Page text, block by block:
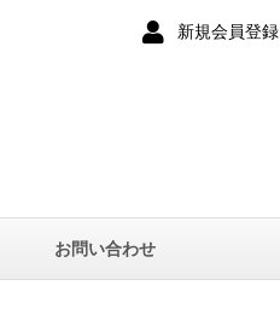
新規会員登録
お問い合わせ